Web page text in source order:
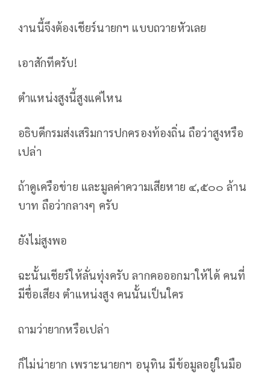
งานนี้จึงต้องเชียร์นายกฯ แบบถวายหัวเลย
เอาสักทีครับ!
ตำแหน่งสูงนี้สูงแค่ไหน
อธิบดีกรมส่งเสริมการปกครองท้องถิ่น ถือว่าสูงหรือ
เปล่า
ถ้าดูเครือข่าย และมูลค่าความเสียหาย ๔,๕๐๐ ล้าน
บาท ถือว่ากลางๆ ครับ
ยังไม่สูงพอ
ฉะนั้นเชียร์ให้ลั่นทุ่งครับ ลากคอออกมาให้ได้ คนที่
มีชื่อเสียง ตำแหน่งสูง คนนั้นเป็นใคร
ถามว่ายากหรือเปล่า
ก็ไม่น่ายาก เพราะนายกฯ อนุทิน มีข้อมูลอยู่ในมือ